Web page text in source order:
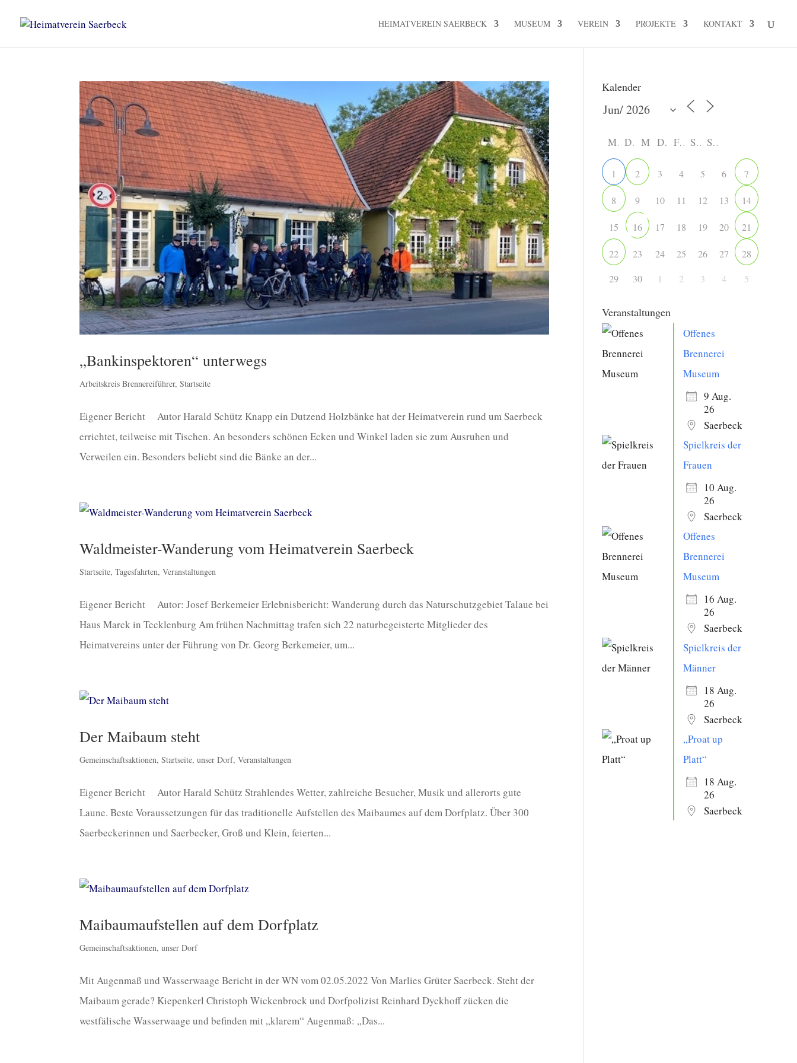
HEIMATVEREIN SAERBECK MUSEUM VEREIN PROJEKTE KONTAKT
„Bankinspektoren“ unterwegs
Arbeitskreis Brennereiführer,Startseite
Eigener Bericht Autor Harald Schütz Knapp ein Dutzend Holzbänke hat der Heimatverein rund um Saerbeck
errichtet, teilweise mit Tischen. An besonders schönen Ecken und Winkel laden sie zum Ausruhen und
Verweilen ein. Besonders beliebt sind die Bänke an der...
Waldmeister-Wanderung vom Heimatverein Saerbeck
Startseite,Tagesfahrten,Veranstaltungen
Eigener Bericht Autor: Josef Berkemeier Erlebnisbericht: Wanderung durch das Naturschutzgebiet Talaue bei
Haus Marck in Tecklenburg Am frühen Nachmittag trafen sich 22 naturbegeisterte Mitglieder des
Heimatvereins unter der Führung von Dr. Georg Berkemeier, um...
Der Maibaum steht
Gemeinschaftsaktionen,Startseite,unser Dorf,Veranstaltungen
Eigener Bericht Autor Harald Schütz Strahlendes Wetter, zahlreiche Besucher, Musik und allerorts gute
Laune. Beste Voraussetzungen für das traditionelle Aufstellen des Maibaumes auf dem Dorfplatz. Über 300
Saerbeckerinnen und Saerbecker, Groß und Klein, feierten...
Maibaumaufstellen auf dem Dorfplatz
Gemeinschaftsaktionen,unser Dorf
Mit Augenmaß und Wasserwaage Bericht in der WN vom 02.05.2022 Von Marlies Grüter Saerbeck. Steht der
Maibaum gerade? Kiepenkerl Christoph Wickenbrock und Dorfpolizist Reinhard Dyckhoff zücken die
westfälische Wasserwaage und befinden mit „klarem“ Augenmaß: „Das...
Kalender
M D M D F S S
1 2 3 4 5 6 7
8 9 10 11 12 13 14
15 16 17 18 19 20 21
22 23 24 25 26 27
28
29
30 1 2 3 4 5
Veranstaltungen
Offenes
Brennerei
Museum
9 Aug.
26
Saerbeck
Spielkreis der
Frauen
10 Aug.
26
Saerbeck
Offenes
Brennerei
Museum
16 Aug.
26
Saerbeck
Spielkreis der
Männer
18 Aug.
26
Saerbeck
„Proat up
Platt“
18 Aug.
26
Saerbeck